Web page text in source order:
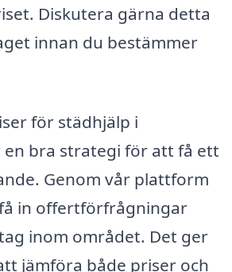
Diskutera gärna detta
innan du bestämmer
för städhjälp i
bra strategi för att få ett
Genom vår plattform
in offertförfrågningar
inom området. Det ger
jämföra både priser och